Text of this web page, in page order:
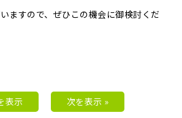
ますので、ぜひこの機会に御検討くだ
表示 次を表示 »